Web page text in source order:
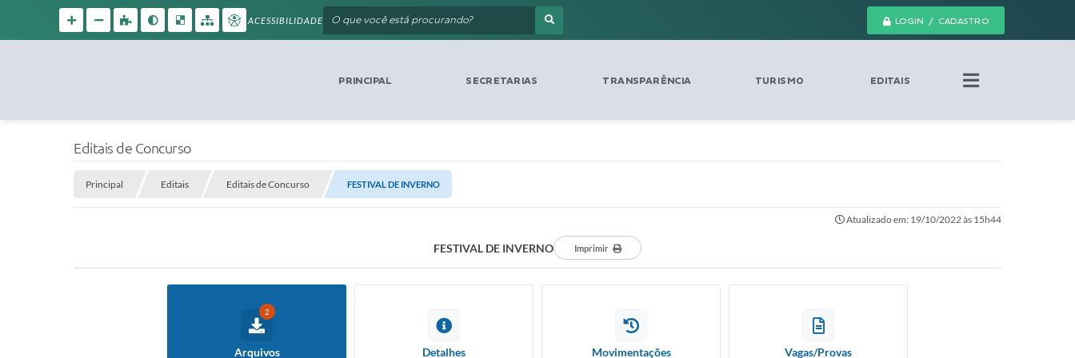
LOGIN / CADASTRO
ACESSIBILIDADE
PRINCIPAL SECRETARIAS TRANSPARÊNCIA TURISMO EDITAIS
Editais de Concurso
Principal Editais Editais de Concurso FESTIVAL DE INVERNO
Atualizado em: 19/10/2022 às 15h44
FESTIVAL DE INVERNO Imprimir
2
Arquivos Detalhes Movimentações Vagas/Provas